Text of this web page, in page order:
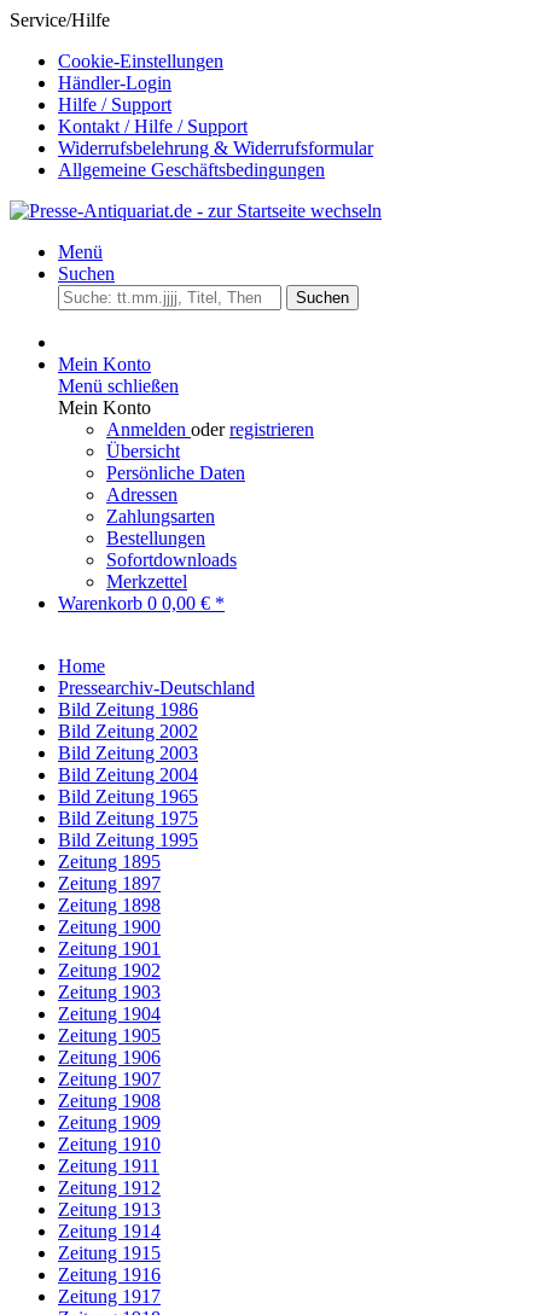
Service/Hilfe
Cookie-Einstellungen
Händler-Login
Hilfe / Support
Kontakt / Hilfe / Support
Widerrufsbelehrung & Widerrufsformular
Allgemeine Geschäftsbedingungen
Menü
Suchen
Suchen
Mein Konto
Menü schließen
Mein Konto
Anmelden oderregistrieren
Übersicht
Persönliche Daten
Adressen
Zahlungsarten
Bestellungen
Sofortdownloads
Merkzettel
Warenkorb 0 0,00 € *
Home
Pressearchiv-Deutschland
Bild Zeitung 1986
Bild Zeitung 2002
Bild Zeitung 2003
Bild Zeitung 2004
Bild Zeitung 1965
Bild Zeitung 1975
Bild Zeitung 1995
Zeitung 1895
Zeitung 1897
Zeitung 1898
Zeitung 1900
Zeitung 1901
Zeitung 1902
Zeitung 1903
Zeitung 1904
Zeitung 1905
Zeitung 1906
Zeitung 1907
Zeitung 1908
Zeitung 1909
Zeitung 1910
Zeitung 1911
Zeitung 1912
Zeitung 1913
Zeitung 1914
Zeitung 1915
Zeitung 1916
Zeitung 1917